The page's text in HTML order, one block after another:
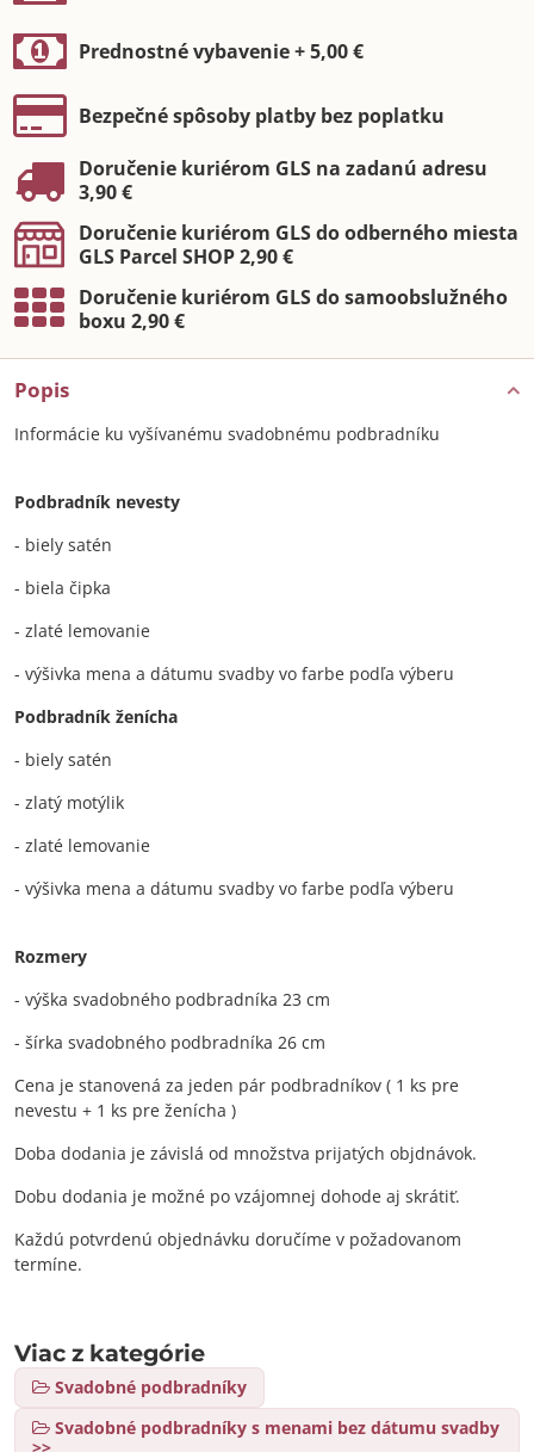
Prednostné vybavenie + 5,00 €
Bezpečné spôsoby platby bez poplatku
Doručenie kuriérom GLS na zadanú adresu
3,90 €
Doručenie kuriérom GLS do odberného miesta
GLS Parcel SHOP 2,90 €
Doručenie kuriérom GLS do samoobslužného
boxu 2,90 €
Popis
Informácie ku vyšívanému svadobnému podbradníku
Podbradník nevesty
- biely satén
- biela čipka
- zlaté lemovanie
- výšivka mena a dátumu svadby vo farbe podľa výberu
Podbradník ženícha
- biely satén
- zlatý motýlik
- zlaté lemovanie
- výšivka mena a dátumu svadby vo farbe podľa výberu
Rozmery
- výška svadobného podbradníka 23 cm
- šírka svadobného podbradníka 26 cm
Cena je stanovená za jeden pár podbradníkov ( 1 ks pre
nevestu + 1 ks pre ženícha )
Doba dodania je závislá od množstva prijatých objdnávok.
Dobu dodania je možné po vzájomnej dohode aj skrátiť.
Každú potvrdenú objednávku doručíme v požadovanom
termíne.
Viac z kategórie
Svadobné podbradníky
Svadobné podbradníky s menami bez dátumu svadby
>>